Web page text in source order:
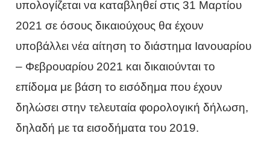
υπολογίζεται να καταβληθεί στις 31 Μαρτίου
2021 σε όσους δικαιούχους θα έχουν
υποβάλλει νέα αίτηση το διάστημα Ιανουαρίου
– Φεβρουαρίου 2021 και δικαιούνται το
επίδομα με βάση το εισόδημα που έχουν
δηλώσει στην τελευταία φορολογική δήλωση,
δηλαδή με τα εισοδήματα του 2019.